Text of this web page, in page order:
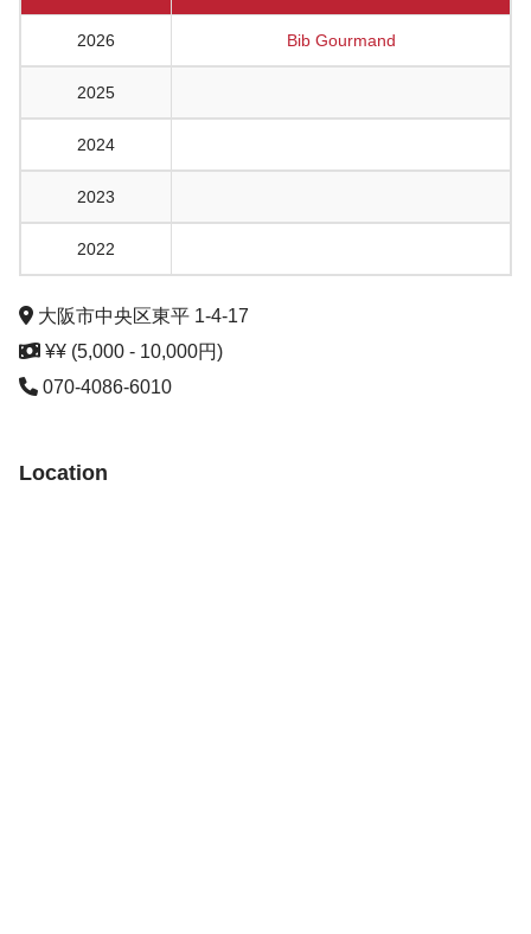
2026 Bib Gourmand
2025
2024
2023
2022
大阪市中央区東平 1-4-17
¥¥ (5,000 - 10,000円)
070-4086-6010
Location